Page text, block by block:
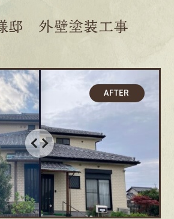
料建物診断いたします!!
邸 外壁塗装工事